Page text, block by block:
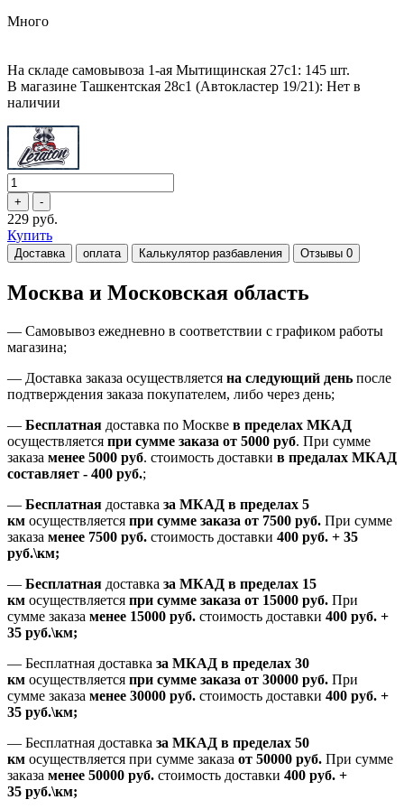
Много
На складе самовывоза 1-ая Мытищинская 27с1: 145 шт.
В магазине Ташкентская 28с1 (Автокластер 19/21): Нет в
наличии
229 руб.
Купить
Доставка оплата Калькулятор разбавления Отзывы 0
Москва и Московская область
— Самовывоз ежедневно в соответствии с графиком работы
магазина;
— Доставка заказа осуществляется на следующий день после
подтверждения заказа покупателем, либо через день;
— Бесплатная доставка по Москве в пределах МКАД
осуществляется при сумме заказа от 5000 руб. При сумме
заказа менее 5000 руб. стоимость доставки в предалах МКАД
составляет - 400 руб.;
— Бесплатная доставка за МКАД в пределах 5
км осуществляется при сумме заказа от 7500 руб. При сумме
заказа менее 7500 руб. стоимость доставки 400 руб. + 35
руб.\км;
— Бесплатная доставка за МКАД в пределах 15
км осуществляется при сумме заказа от 15000 руб. При
сумме заказа менее 15000 руб. стоимость доставки 400 руб. +
35 руб.\км;
— Бесплатная доставка за МКАД в пределах 30
км осуществляется при сумме заказа от 30000 руб. При
сумме заказа менее 30000 руб. стоимость доставки 400 руб. +
35 руб.\км;
— Бесплатная доставка за МКАД в пределах 50
км осуществляется при сумме заказа от 50000 руб. При сумме
заказа менее 50000 руб. стоимость доставки 400 руб. +
35 руб.\км;